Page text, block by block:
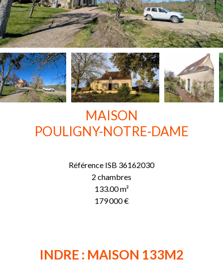
MAISON
POULIGNY-NOTRE-DAME
Référence ISB 36162030
2 chambres
133.00m²
179 000 €
INDRE : MAISON 133M2